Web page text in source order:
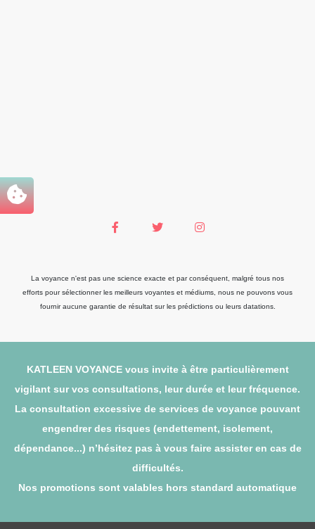
La voyance n'est pas une science exacte et par conséquent, malgré tous nos
efforts pour sélectionner les meilleurs voyantes et médiums, nous ne pouvons vous
fournir aucune garantie de résultat sur les prédictions ou leurs datations.
KATLEEN VOYANCE vous invite à être particulièrement
vigilant sur vos consultations, leur durée et leur fréquence.
La consultation excessive de services de voyance pouvant
engendrer des risques (endettement, isolement,
dépendance...) n’hésitez pas à vous faire assister en cas de
difficultés.
Nos promotions sont valables hors standard automatique